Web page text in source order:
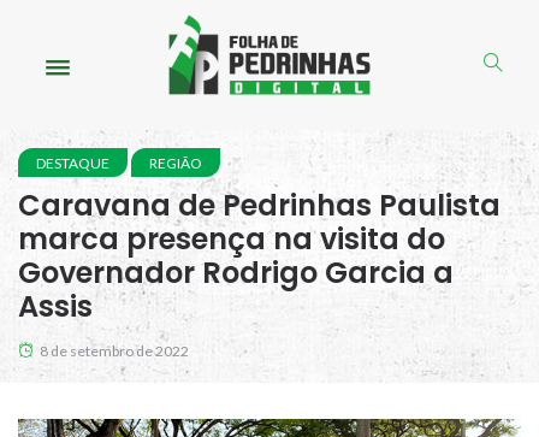
DESTAQUE REGIÃO
Caravana de Pedrinhas Paulista
marca presença na visita do
Governador Rodrigo Garcia a
Assis
8 de setembro de 2022